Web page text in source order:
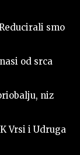
smo
od srca
niz
Vrsi i Udruga